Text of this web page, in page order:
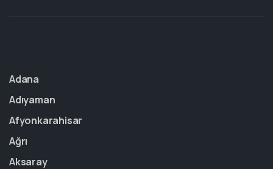
Adana
Adıyaman
Afyonkarahisar
Ağrı
Aksaray